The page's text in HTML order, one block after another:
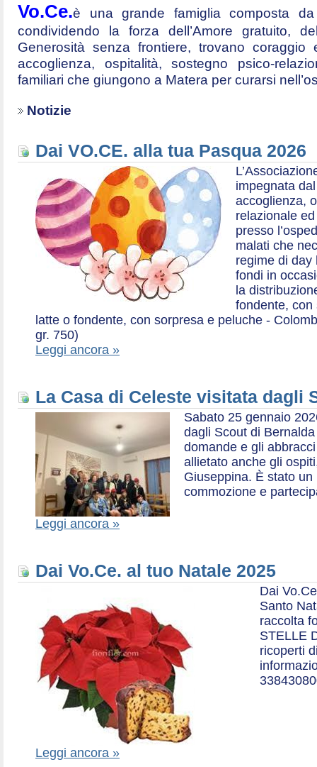
Vo.Ce.è una grande famiglia composta
condividendo la forza dell’Amore gratuito,
Generosità senza frontiere, trovano
accoglienza, ospitalità, sostegno psico-
familiari che giungono a Matera per curarsi
Notizie
Dai VO.CE. alla tua Pasqua 2026
impegnata
accoglienza,
relazionale
presso
malati che
regime di day
fondi in
la
fondente, con
latte o fondente, con sorpresa e peluche -
gr. 750)
Leggi ancora »
La Casa di Celeste visitata dagli
Sabato 25 gennaio
dagli Scout di
domande e gli
allietato anche gli
Giuseppina. È stato
commozione e
Leggi ancora »
Dai Vo.Ce. al tuo Natale 2025
Dai
Santo
raccolta
STELLE
ricoperti
Leggi ancora »